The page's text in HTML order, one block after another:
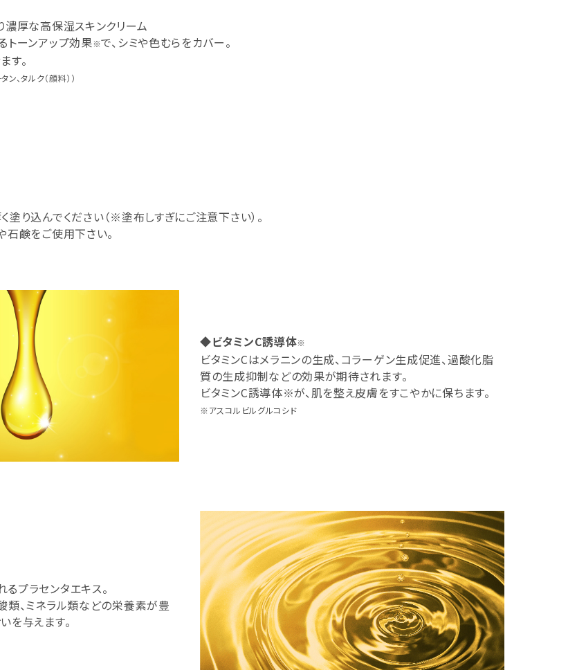
濃厚な高保湿スキンクリーム
トーンアップ効果※で、シミや色むらをカバー。
す。
、タルク（顔料））
塗り込んでください（※塗布しすぎにご注意下さい）。
石鹸をご使用下さい。
◆ビタミンC誘導体※
ビタミンCはメラニンの生成、コラーゲン生成促進、過酸化脂
質の生成抑制などの効果が期待されます。
ビタミンC誘導体※が、肌を整え皮膚をすこやかに保ちます。
※アスコルビルグルコシド
プラセンタエキス。
類、ミネラル類などの栄養素が豊
を与えます。